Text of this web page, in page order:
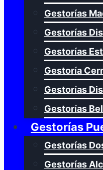
Gestorías
Gestorías
Gestorías
Gestoría
Gestorías
Gestorías
Gestorías
Gestorías
Gestorías